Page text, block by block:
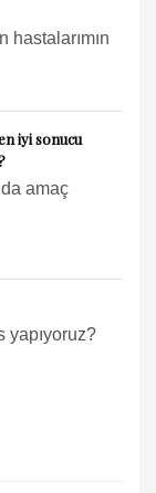
hastalarımın
iyi sonucu
amaç
yapıyoruz?